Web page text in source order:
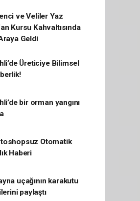
ve Veliler Yaz
Kursu Kahvaltısında
Geldi
Üreticiye Bilimsel
bir orman yangını
Otomatik
Haberi
uçağının karakutu
paylaştı